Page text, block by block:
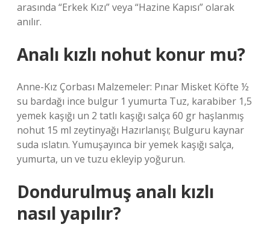
arasında “Erkek Kızı” veya “Hazine Kapısı” olarak
anılır.
Analı kızlı nohut konur mu?
Anne-Kız Çorbası Malzemeler: Pınar Misket Köfte ½
su bardağı ince bulgur 1 yumurta Tuz, karabiber 1,5
yemek kaşığı un 2 tatlı kaşığı salça 60 gr haşlanmış
nohut 15 ml zeytinyağı Hazırlanışı; Bulguru kaynar
suda ıslatın. Yumuşayınca bir yemek kaşığı salça,
yumurta, un ve tuzu ekleyip yoğurun.
Dondurulmuş analı kızlı
nasıl yapılır?